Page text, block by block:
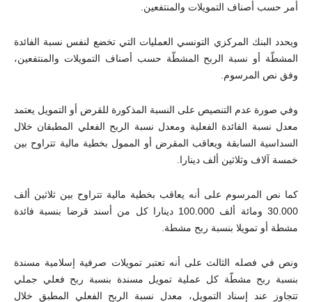
أمر حسب أصناف التمويلات والمنتفعين.
ويحدد البنك المركزي التونسي العمليات التي تخضع لنفس نسبة الفائدة
المشطّة أو نسبة الربح المشطّة حسب أصناف التمويلات والمنتفعين،
وفق نص المرسوم.
وفي صورة عدم التنصيص على النسبة المذكورة للقرض أو التمويل يعتمد
معدل نسبة الفائدة الفعلية ومعدل نسبة الربح الفعلي المطبقان خلال
السداسية السابقة ويعاقب المقرض أو الممول بخطية مالية تتراوح بين
خمسة آلاف وثلاثين ألف دينارا.
كما نص المرسوم على أنه يعاقب بخطية مالية تتراوح بين ثلاثين ألف
30.000 ومائة ألف 100.000 دينارا كل من أسند قرضا بنسبة فائدة
مشطة أو تمويلا بنسبة ربح مشطة.
ونص في فصله الثالث على أنه تعتبر تمويلات صرفية إسلامية مسندة
بنسبة ربح مشطّة كل عملية تمويل مسندة بنسبة ربح فعلي جملي
تتجاوز عند إسناد التمويل، معدل نسبة الربح الفعلي المطبق خلال